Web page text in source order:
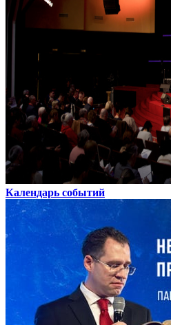
Календарь событий